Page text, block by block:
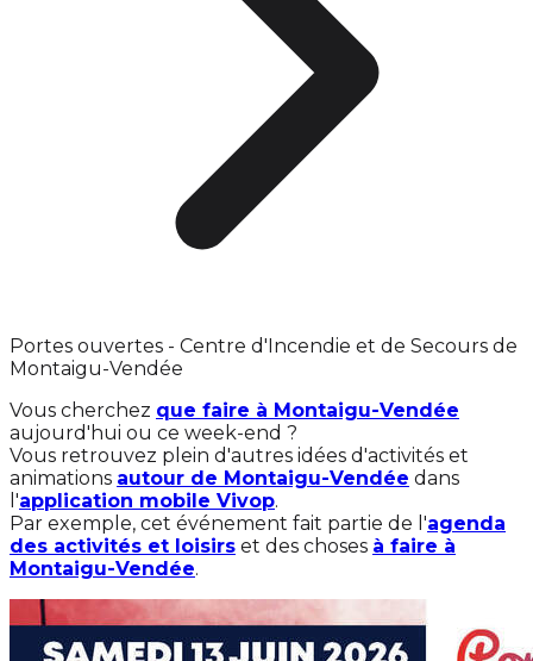
Portes ouvertes - Centre d'Incendie et de Secours de
Montaigu-Vendée
Vous cherchez que faire à Montaigu-Vendée
aujourd'hui ou ce week-end ?
Vous retrouvez plein d'autres idées d'activités et
animations autour de Montaigu-Vendée dans
l'application mobile Vivop.
Par exemple, cet événement fait partie de l'agenda
des activités et loisirs et des choses à faire à
Montaigu-Vendée.